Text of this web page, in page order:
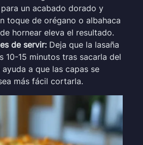
un acabado dorado y
toque de orégano o albahaca
hornear eleva el resultado.
de servir: Deja que la lasaña
10-15 minutos tras sacarla del
a que las capas se
más fácil cortarla.